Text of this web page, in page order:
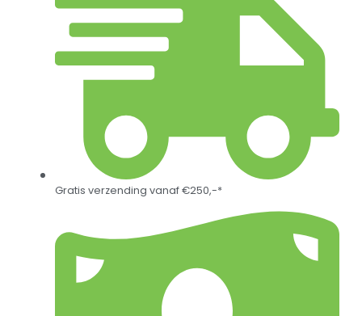
Gratis verzending vanaf €250,-*